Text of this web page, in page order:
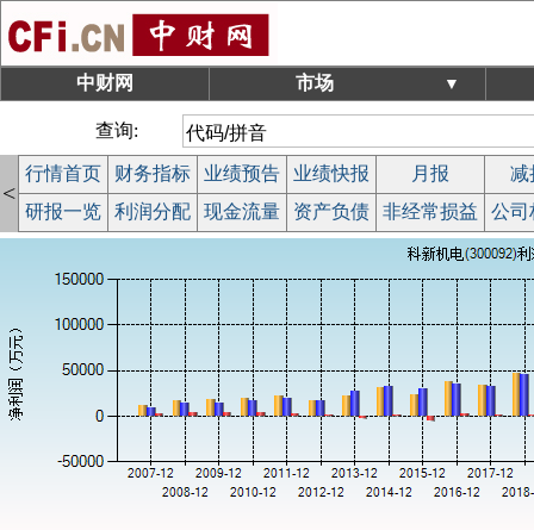
中财网 市场 ▼
查询:
<
行情首页 财务指标 业绩预告 业绩快报 月报
减
研报一览
利润分配 现金流量 资产负债 非经常损益 公司